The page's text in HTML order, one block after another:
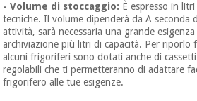
- Volume di stoccaggio: È espresso in
tecniche. Il volume dipenderà da A seconda
attività, sarà necessaria una grande
archiviazione più litri di capacità. Per riporlo
alcuni frigoriferi sono dotati anche di
regolabili che ti permetteranno di adattare
frigorifero alle tue esigenze.